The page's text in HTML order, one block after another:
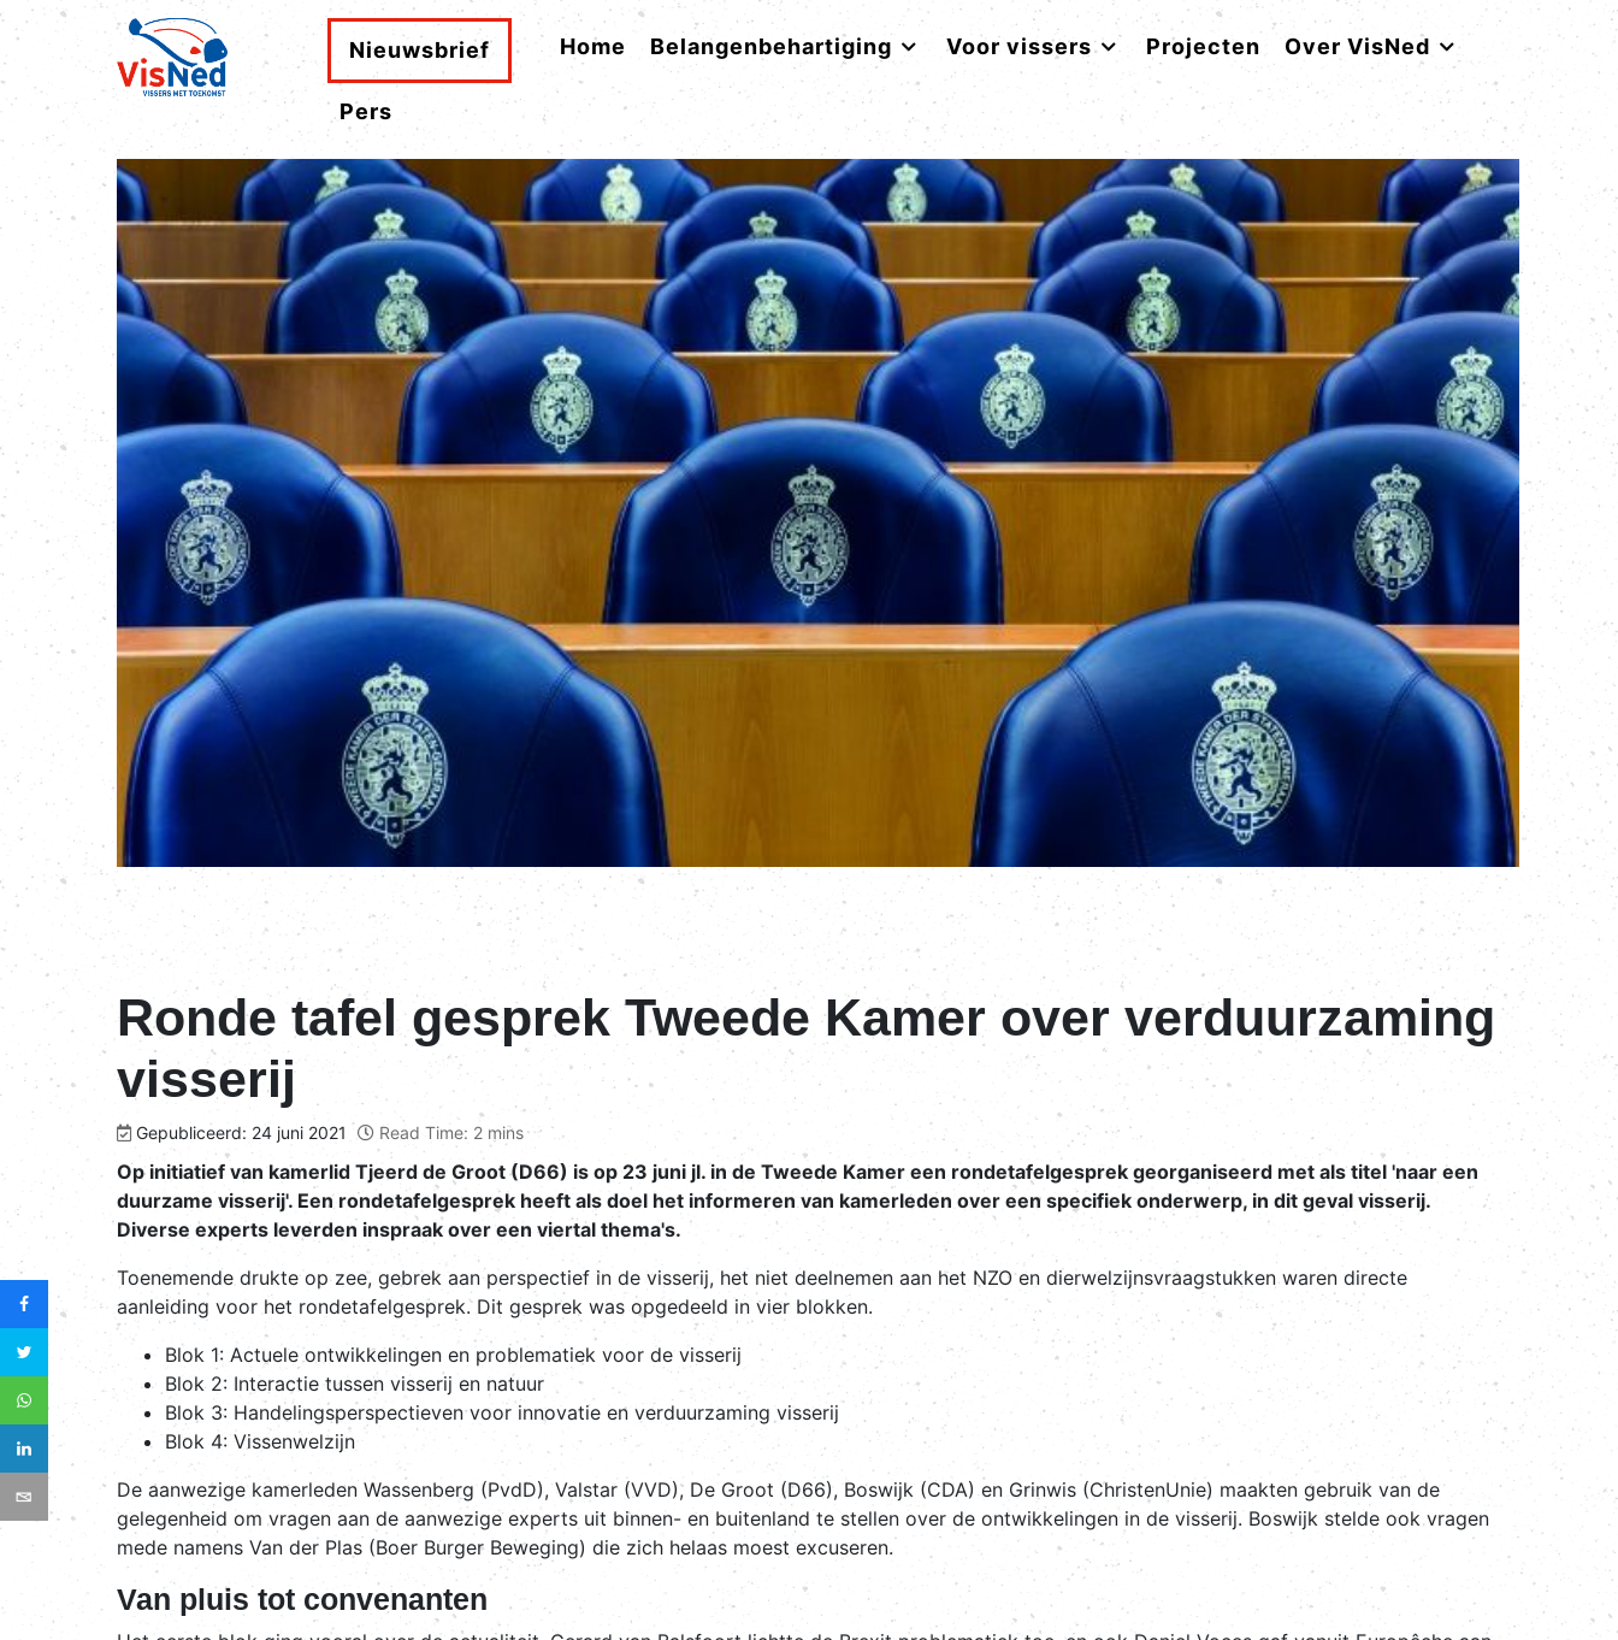
Nieuwsbrief Home Belangenbehartiging Voor vissers Projecten Over VisNed
Pers
Ronde tafel gesprek Tweede Kamer over verduurzaming
visserij
Gepubliceerd: 24 juni 2021 Read Time: 2 mins
Op initiatief van kamerlid Tjeerd de Groot (D66) is op 23 juni jl. in de Tweede Kamer een rondetafelgesprek georganiseerd met als titel 'naar een
duurzame visserij'. Een rondetafelgesprek heeft als doel het informeren van kamerleden over een specifiek onderwerp, in dit geval visserij.
Diverse experts leverden inspraak over een viertal thema's.
Toenemende drukte op zee, gebrek aan perspectief in de visserij, het niet deelnemen aan het NZO en dierwelzijnsvraagstukken waren directe
aanleiding voor het rondetafelgesprek. Dit gesprek was opgedeeld in vier blokken.
Blok 1: Actuele ontwikkelingen en problematiek voor de visserij
Blok 2: Interactie tussen visserij en natuur
Blok 3: Handelingsperspectieven voor innovatie en verduurzaming visserij
Blok 4: Vissenwelzijn
De aanwezige kamerleden Wassenberg (PvdD), Valstar (VVD), De Groot (D66), Boswijk (CDA) en Grinwis (ChristenUnie) maakten gebruik van de
gelegenheid om vragen aan de aanwezige experts uit binnen- en buitenland te stellen over de ontwikkelingen in de visserij. Boswijk stelde ook vragen
mede namens Van der Plas (Boer Burger Beweging) die zich helaas moest excuseren.
Van pluis tot convenanten